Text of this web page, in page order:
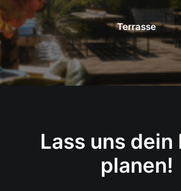
Terrasse
Lass uns dein
planen!